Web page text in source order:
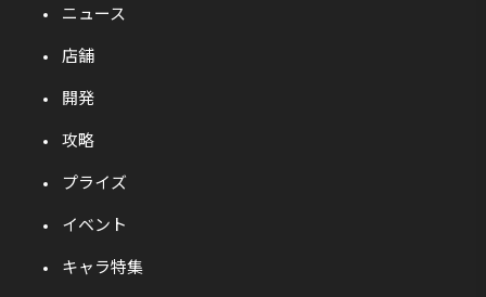
ニュース
店舗
開発
攻略
プライズ
イベント
キャラ特集